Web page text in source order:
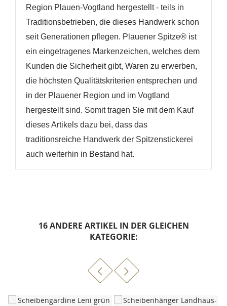
Region Plauen-Vogtland hergestellt - teils in
Traditionsbetrieben, die dieses Handwerk schon
seit Generationen pflegen. Plauener Spitze® ist
ein eingetragenes Markenzeichen, welches dem
Kunden die Sicherheit gibt, Waren zu erwerben,
die höchsten Qualitätskriterien entsprechen und
in der Plauener Region und im Vogtland
hergestellt sind. Somit tragen Sie mit dem Kauf
dieses Artikels dazu bei, dass das
traditionsreiche Handwerk der Spitzenstickerei
auch weiterhin in Bestand hat.
16 ANDERE ARTIKEL IN DER GLEICHEN
KATEGORIE: